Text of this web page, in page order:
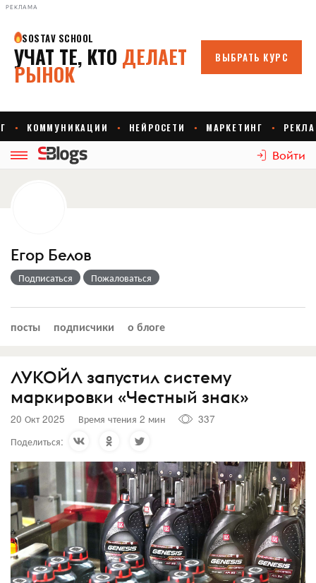
РЕКЛАМА
Войти
Егор Белов
Подписаться Пожаловаться
посты подписчики о блоге
ЛУКОЙЛ запустил систему
маркировки «Честный знак»
20 Окт 2025 Время чтения 2 мин
337
Поделиться: